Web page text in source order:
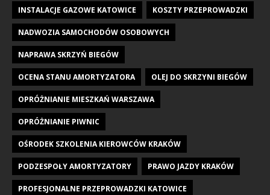
INSTALACJE GAZOWE KATOWICE KOSZTY PRZEPROWADZKI
NADWOZIA SAMOCHODÓW OSOBOWYCH
NAPRAWA SKRZYŃ BIEGÓW
OCENA STANU AMORTYZATORA OLEJ DO SKRZYNI BIEGÓW
OPRÓŻNIANIE MIESZKAŃ WARSZAWA
OPRÓŻNIANIE PIWNIC
OŚRODEK SZKOLENIA KIEROWCÓW KRAKÓW
PODZESPOŁY AMORTYZATORY PRAWO JAZDY KRAKÓW
PROFESJONALNE PRZEPROWADZKI KATOWICE